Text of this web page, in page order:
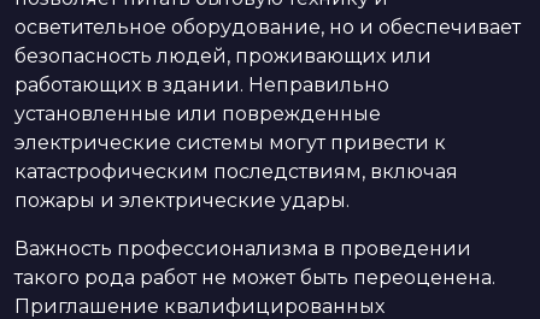
осветительное оборудование, но и обеспечивает
безопасность людей, проживающих или
работающих в здании. Неправильно
установленные или поврежденные
электрические системы могут привести к
катастрофическим последствиям, включая
пожары и электрические удары.
Важность профессионализма в проведении
такого рода работ не может быть переоценена.
Приглашение квалифицированных